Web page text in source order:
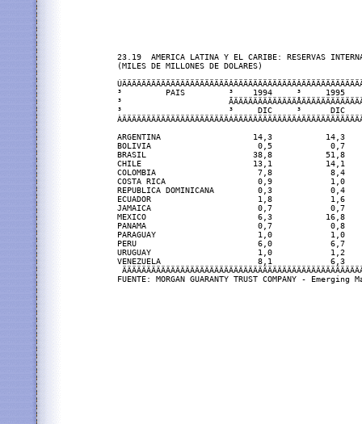
23.19  AMERICA LATINA Y EL CARIBE: RESERVAS
(MILES DE MILLONES DE DOLARES)
³         PAIS         ³    1994     ³
³
³                      ³     DIC     ³      DIC
ARGENTINA                   14,3
BOLIVIA                      0,5
BRASIL                      38,8           51,8
CHILE                       13,1           14,1
COLOMBIA                     7,8
COSTA RICA                   0,9
REPUBLICA DOMINICANA         0,3
ECUADOR                      1,8
JAMAICA                      0,7
MEXICO                       6,3           16,8
PANAMA                       0,7
PARAGUAY                     1,0
PERU                         6,0            6,7
URUGUAY                      1,0
VENEZUELA                    8,1